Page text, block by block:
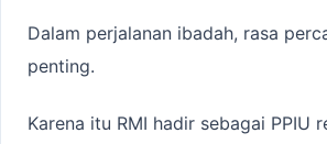
Dalam perjalanan ibadah, rasa
penting.
Karena itu RMI hadir sebagai PPIU